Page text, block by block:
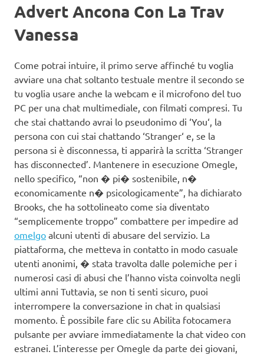
Advert Ancona Con La Trav
Vanessa
Come potrai intuire, il primo serve affinché tu voglia
avviare una chat soltanto testuale mentre il secondo se
tu voglia usare anche la webcam e il microfono del tuo
PC per una chat multimediale, con filmati compresi. Tu
che stai chattando avrai lo pseudonimo di ‘You‘, la
persona con cui stai chattando ‘Stranger‘ e, se la
persona si è disconnessa, ti apparirà la scritta ‘Stranger
has disconnected’. Mantenere in esecuzione Omegle,
nello specifico, “non � pi� sostenibile, n�
economicamente n� psicologicamente”, ha dichiarato
Brooks, che ha sottolineato come sia diventato
“semplicemente troppo” combattere per impedire ad
omelgo alcuni utenti di abusare del servizio. La
piattaforma, che metteva in contatto in modo casuale
utenti anonimi, � stata travolta dalle polemiche per i
numerosi casi di abusi che l’hanno vista coinvolta negli
ultimi anni Tuttavia, se non ti senti sicuro, puoi
interrompere la conversazione in chat in qualsiasi
momento. È possibile fare clic su Abilita fotocamera
pulsante per avviare immediatamente la chat video con
estranei. L’interesse per Omegle da parte dei giovani,